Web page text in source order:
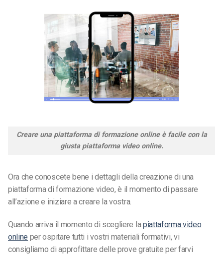
Creare una piattaforma di formazione online è facile con la
giusta piattaforma video online.
Ora che conoscete bene i dettagli della creazione di una
piattaforma di formazione video, è il momento di passare
all’azione e iniziare a creare la vostra.
Quando arriva il momento di scegliere lapiattaforma video
online per ospitare tutti i vostri materiali formativi, vi
consigliamo di approfittare delle prove gratuite per farvi